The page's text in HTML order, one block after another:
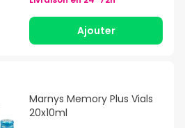
Ajouter
Marnys Memory Plus Vials
20x10ml